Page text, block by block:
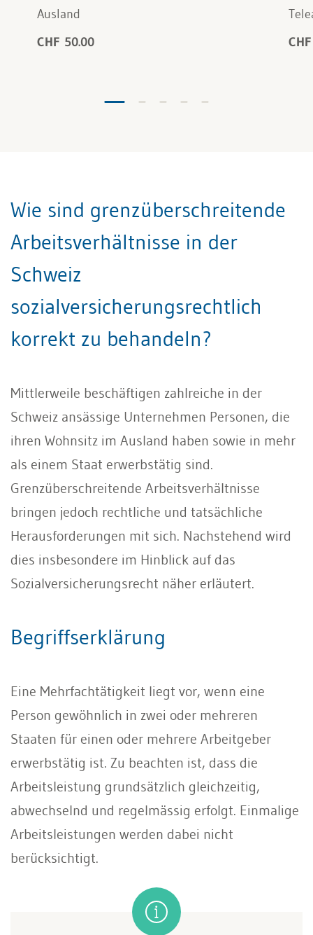
Ausland
CHF 50.00
Wie sind grenzüberschreitende
Arbeitsverhältnisse in der
Schweiz
sozialversicherungsrechtlich
korrekt zu behandeln?
Mittlerweile beschäftigen zahlreiche in der
Schweiz ansässige Unternehmen Personen, die
ihren Wohnsitz im Ausland haben sowie in mehr
als einem Staat erwerbstätig sind.
Grenzüberschreitende Arbeitsverhältnisse
bringen jedoch rechtliche und tatsächliche
Herausforderungen mit sich. Nachstehend wird
dies insbesondere im Hinblick auf das
Sozialversicherungsrecht näher erläutert.
Begriffserklärung
Eine Mehrfachtätigkeit liegt vor, wenn eine
Person gewöhnlich in zwei oder mehreren
Staaten für einen oder mehrere Arbeitgeber
erwerbstätig ist. Zu beachten ist, dass die
Arbeitsleistung grundsätzlich gleichzeitig,
abwechselnd und regelmässig erfolgt. Einmalige
Arbeitsleistungen werden dabei nicht
berücksichtigt.